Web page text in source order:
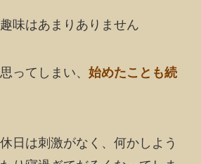
味はあまりありません
ってしまい、 始めたことも続
日は刺激がなく、何かしよう